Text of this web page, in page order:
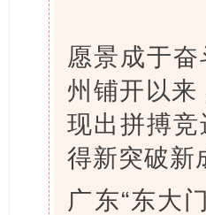
愿景成于
州铺开以来
现出拼搏竞
得新突破新
广东“东大